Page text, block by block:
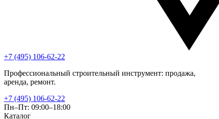
+7 (495) 106-62-22
Профессиональный строительный инструмент: продажа,
аренда, ремонт.
+7 (495) 106-62-22
Пн–Пт: 09:00–18:00
Каталог